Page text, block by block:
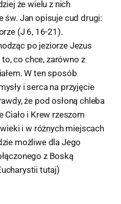
że wielu z nich
św. Jan opisuje cud drugi:
(J 6, 16-21).
po jeziorze Jezus
co chce, zarówno z
W ten sposób
i serca na przyjęcie
że pod osłoną chleba
Ciało i Krew rzeszom
i w różnych miejscach
możliwe dla Jego
z Boską
tutaj)